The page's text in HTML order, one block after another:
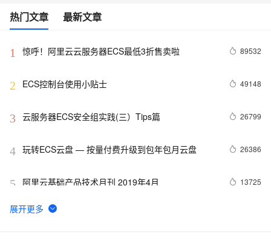
热门文章 最新文章
1 惊呼！阿里云云服务器ECS最低3折售卖啦 89532
2 ECS控制台使用小贴士 49148
3 云服务器ECS安全组实践(三）Tips篇 26799
4 玩转ECS云盘 — 按量付费升级到包年包月云盘 26386
5 阿里云基础产品技术月刊 2019年4月 13725
6 ECS 8080端口连接拒绝问题排查